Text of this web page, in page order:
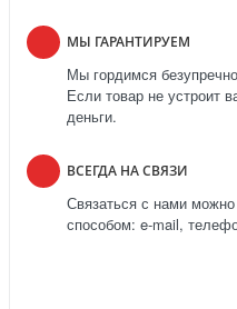
МЫ ГАРАНТИРУЕМ
Мы гордимся
Если товар не устроит
деньги.
ВСЕГДА НА СВЯЗИ
Связаться с нами
способом: e-mail,